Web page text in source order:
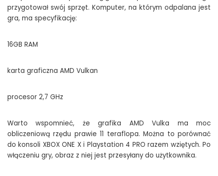
przygotował swój sprzęt. Komputer, na którym odpalana jest
gra, ma specyfikację:
16GB RAM
karta graficzna AMD Vulkan
procesor 2,7 GHz
Warto wspomnieć, że grafika AMD Vulka ma moc
obliczeniową rzędu prawie 11 teraflopa. Można to porównać
do konsoli XBOX ONE X i Playstation 4 PRO razem wziętych. Po
włączeniu gry, obraz z niej jest przesyłany do użytkownika.